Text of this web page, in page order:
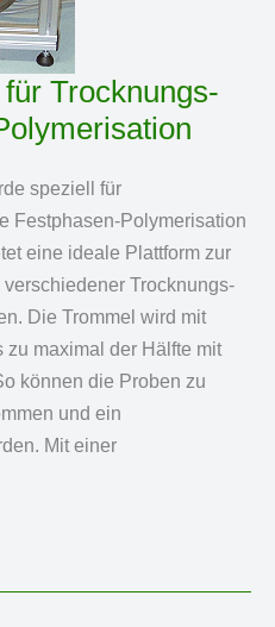
Trocknungs-
speziell für
Festphasen-Polymerisation
eine ideale Plattform zur
Trocknungs-
Die Trommel wird mit
maximal der Hälfte mit
können die Proben zu
und ein
Mit einer